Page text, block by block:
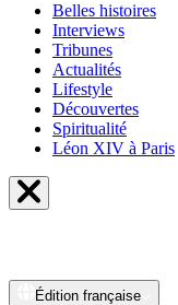
Belles histoires
Interviews
Tribunes
Actualités
Lifestyle
Découvertes
Spiritualité
Léon XIV à Paris
Édition française